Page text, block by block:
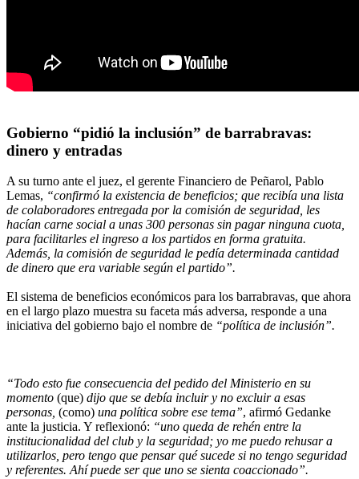
Gobierno “pidió la inclusión” de barrabravas:
dinero y entradas
A su turno ante el juez, el gerente Financiero de Peñarol, Pablo
Lemas, “confirmó la existencia de beneficios; que recibía una lista
de colaboradores entregada por la comisión de seguridad, les
hacían carne social a unas 300 personas sin pagar ninguna cuota,
para facilitarles el ingreso a los partidos en forma gratuita.
Además, la comisión de seguridad le pedía determinada cantidad
de dinero que era variable según el partido”.
El sistema de beneficios económicos para los barrabravas, que ahora
en el largo plazo muestra su faceta más adversa, responde a una
iniciativa del gobierno bajo el nombre de “política de inclusión”.
“Todo esto fue consecuencia del pedido del Ministerio en su
momento (que) dijo que se debía incluir y no excluir a esas
personas, (como) una política sobre ese tema”, afirmó Gedanke
ante la justicia. Y reflexionó: “uno queda de rehén entre la
institucionalidad del club y la seguridad; yo me puedo rehusar a
utilizarlos, pero tengo que pensar qué sucede si no tengo seguridad
y referentes. Ahí puede ser que uno se sienta coaccionado”.